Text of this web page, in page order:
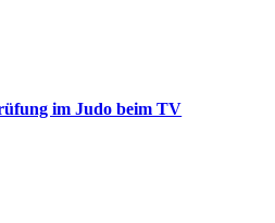
im Judo beim TV